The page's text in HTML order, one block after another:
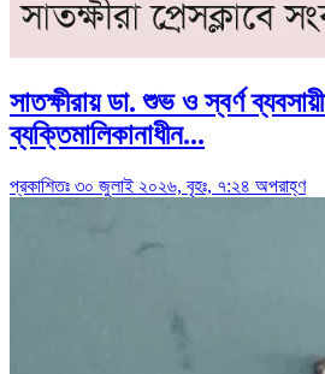
সাতক্ষীরায় ডা. শুভ ও স্বর্ণ
ব্যক্তিমালিকানাধীন...
প্রকাশিতঃ ৩০ জুলাই ২০২৬, বৃহঃ, ৭:২৪ অপরাহ্ণ